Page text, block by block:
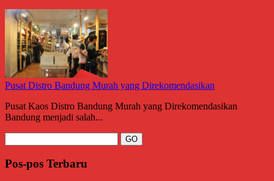
Pusat Distro Bandung Murah yang Direkomendasikan
Pusat Kaos Distro Bandung Murah yang Direkomendasikan
Bandung menjadi salah...
Pos-pos Terbaru